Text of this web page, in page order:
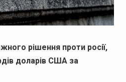
рішення проти росії,
доларів США за